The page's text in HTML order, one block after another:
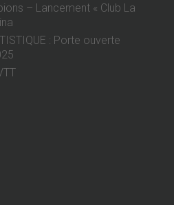
– Lancement « Club La
: Porte ouverte